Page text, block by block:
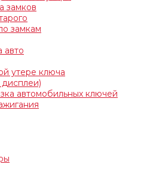
замков
замкам
авто
утере ключа
автомобильных ключей